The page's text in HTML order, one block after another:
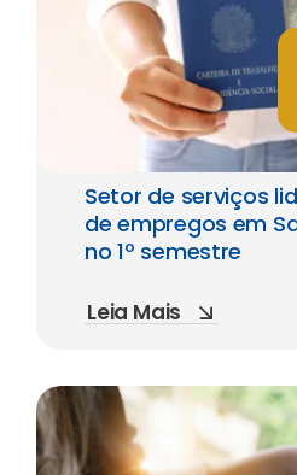
Setor de serviços
de empregos em
no 1º semestre
Leia Mais